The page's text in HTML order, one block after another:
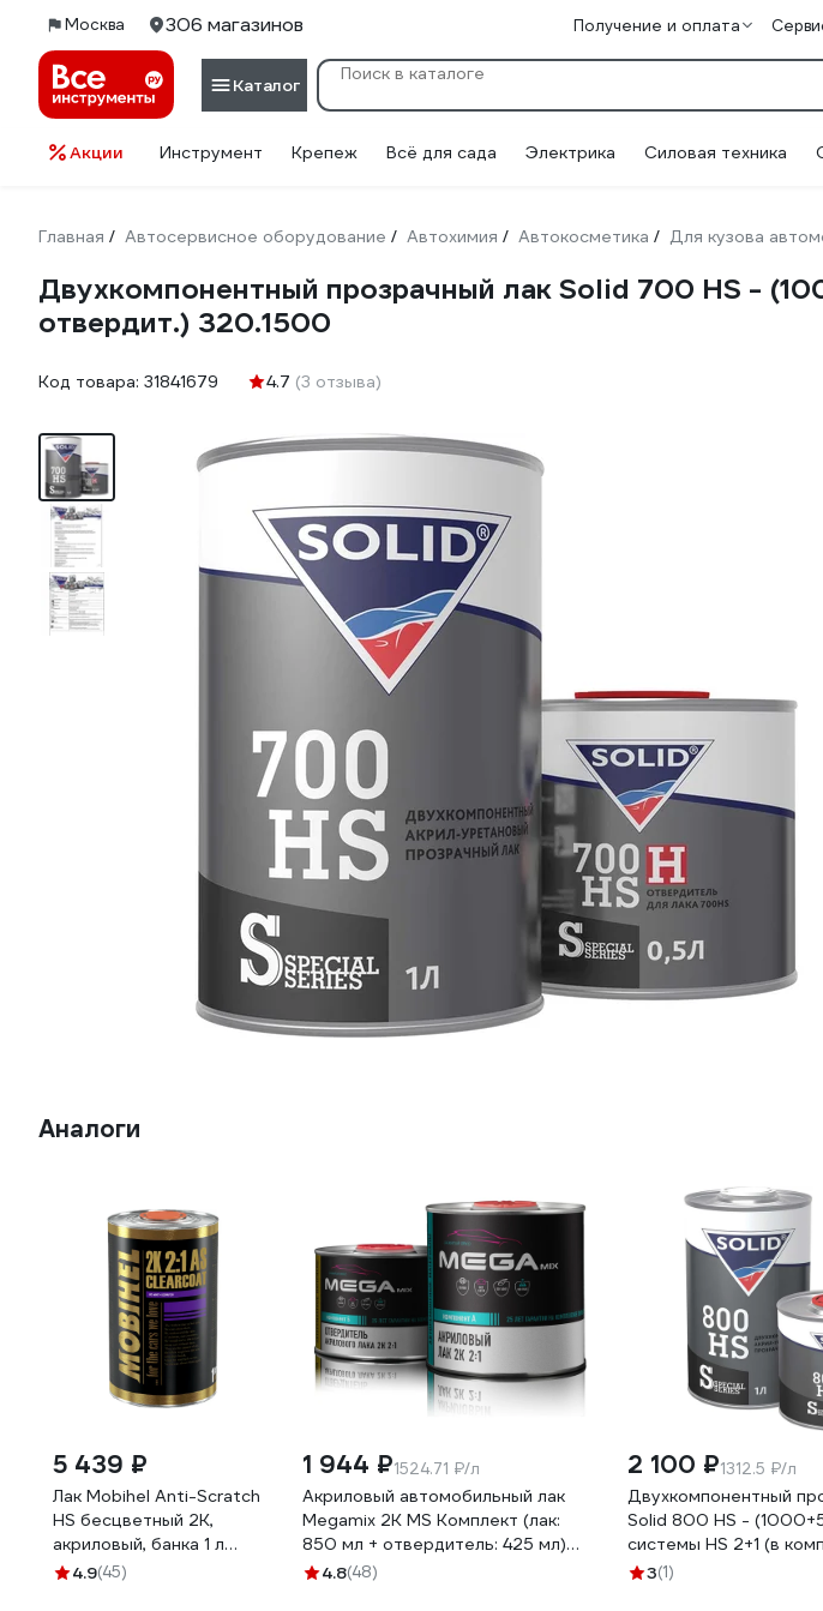
Москва 306 магазинов Получение и оплата
Каталог
Акции Инструмент Крепеж Всё для сада Электрика Силовая техника
Главная / Автосервисное оборудование / Автохимия / Автокосметика / Для кузова
Двухкомпонентный прозрачный лак Solid 700 HS -
отвердит.) 320.1500
Код товара: 31841679 4.7 (3 отзыва)
Аналоги
5 439 ₽
Лак Mobihel Anti-Scratch
HS бесцветный 2К,
акриловый, банка 1 л
47155202
4.9(45)
1 944 ₽1524.71 ₽/л
Акриловый автомобильный лак
Megamix 2К MS Комплект (лак:
850 мл + отвердитель: 425 мл)
4673755229314
4.8(48)
2 100 ₽1312.5 ₽/л
Двухкомпонентный
Solid 800 HS -
системы HS 2+1 (в
319.1500
3(1)